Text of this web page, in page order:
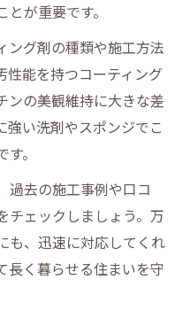
が重要です。
ング剤の種類や施工方法
性能を持つコーティング
ンの美観維持に大きな差
強い洗剤やスポンジでこ
。
過去の施工事例や口コ
チェックしましょう。万
も、迅速に対応してくれ
長く暮らせる住まいを守